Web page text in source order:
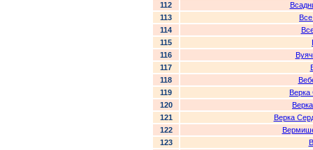
112
113
114
115
116
117
118
119
Верка
120
121
Верка
122
123